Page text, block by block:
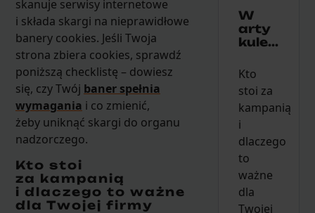
skanuje serwisy internetowe
i składa skargi na nieprawidłowe
banery cookies. Jeśli Twoja
strona zbiera cookies, sprawdź
poniższą checklistę – dowiesz
się, czy Twój baner spełnia
wymagania i co zmienić,
żeby uniknąć skargi do organu
nadzorczego.
Kto stoi
za kampanią
i dlaczego to ważne
dla Twojej firmy
W
arty
kule...
Kto
stoi za
kampanią
i
dlaczego
to
ważne
dla
Twojej